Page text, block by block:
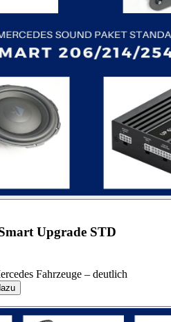
Upgrade STD
Fahrzeuge – deutlich